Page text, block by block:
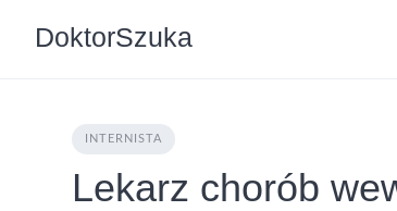
DoktorSzuka
INTERNISTA
Lekarz chorób